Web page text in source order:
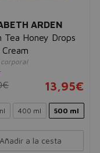
ARDEN
Tea Honey Drops
13,95€
400 ml 500 ml
Añadir a la cesta